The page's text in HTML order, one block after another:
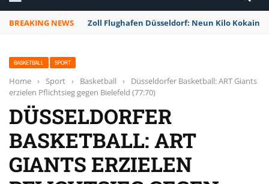
BREAKING NEWS Zoll Flughafen Düsseldorf: Neun Kilo Kokain
BASKETBALL SPORT
Home › Sport › Basketball ›
Düsseldorfer Basketball: ART Giants
erzielen Pflichtsieg gegen Bielefeld (77:70)
DÜSSELDORFER
BASKETBALL: ART
GIANTS ERZIELEN